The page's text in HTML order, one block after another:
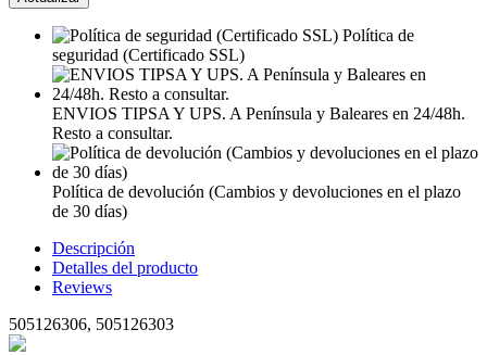
Política de
seguridad (Certificado SSL)
ENVIOS TIPSA Y UPS. A Península y Baleares en 24/48h.
Resto a consultar.
Política de devolución (Cambios y devoluciones en el plazo
de 30 días)
Descripción
Detalles del producto
Reviews
505126306, 505126303